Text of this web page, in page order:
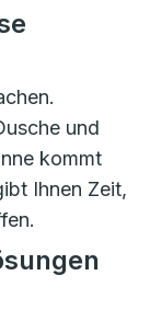
und
kommt
Ihnen Zeit,